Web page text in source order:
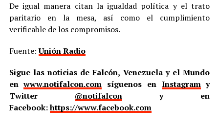
De igual manera citan la igualdad política y el trato
paritario en la mesa, así como el cumplimiento
verificable de los compromisos.
Fuente:Unión Radio
Sigue las noticias de Falcón, Venezuela y el Mundo
enwww.notifalcon.com síguenos en Instagramy
Twitter @notifalcony en
Facebook:https://www.facebook.com